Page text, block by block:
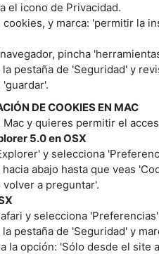
el icono de Privacidad.
cookies, y marca: 'permitir la
pincha
la pestaña de 'Seguridad' y
DE COOKIES EN MAC
Mac y quieres permitir el
5.0 en OSX
y selecciona
abajo hasta que veas
volver a preguntar'.
y selecciona
la pestaña de 'Seguridad' y
la opción: 'Sólo desde el site